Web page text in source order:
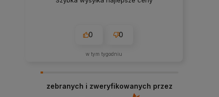
0 0
w tym tygodniu
zebranych i zweryfikowanych przez